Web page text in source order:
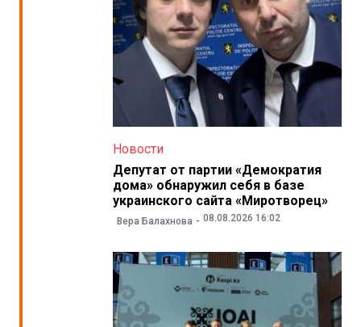
Новости
Депутат от партии «Демократия
дома» обнаружил себя в базе
украинского сайта «Миротворец»
Вера Балахнова 08.08.2026 16:02